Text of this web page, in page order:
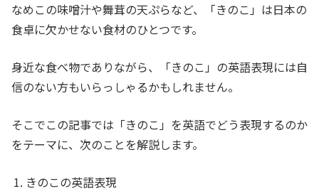
なめこの味噌汁や舞茸の天ぷらなど、「きのこ」は日本の
食卓に欠かせない食材のひとつです。
身近な食べ物でありながら、「きのこ」の英語表現には自
信のない方もいらっしゃるかもしれません。
そこでこの記事では「きのこ」を英語でどう表現するのか
をテーマに、次のことを解説します。
きのこの英語表現